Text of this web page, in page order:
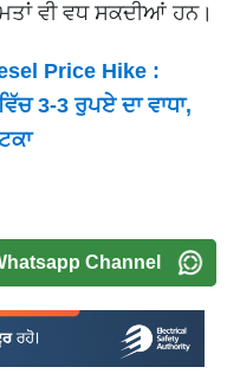
ਵੀ ਵਧ ਸਕਦੀਆਂ ਹਨ।
Price Hike :
3-3 ਰੁਪਏ ਦਾ ਵਾਧਾ,
Channel